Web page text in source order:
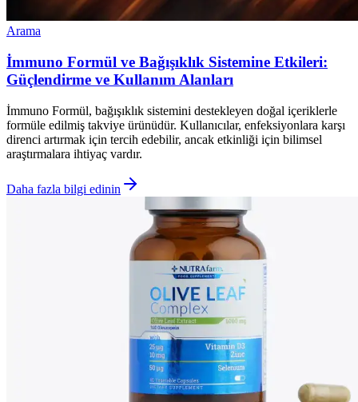
Arama
İmmuno Formül ve Bağışıklık Sistemine Etkileri:
Güçlendirme ve Kullanım Alanları
İmmuno Formül, bağışıklık sistemini destekleyen doğal içeriklerle
formüle edilmiş takviye ürünüdür. Kullanıcılar, enfeksiyonlara karşı
direnci artırmak için tercih edebilir, ancak etkinliği için bilimsel
araştırmalara ihtiyaç vardır.
Daha fazla bilgi edinin